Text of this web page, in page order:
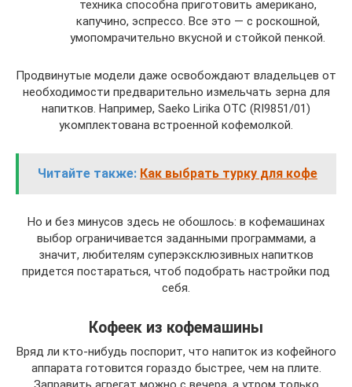
техника способна приготовить американо,
капучино, эспрессо. Все это — с роскошной,
умопомрачительно вкусной и стойкой пенкой.
Продвинутые модели даже освобождают владельцев от
необходимости предварительно измельчать зерна для
напитков. Например, Saeko Lirika OTC (RI9851/01)
укомплектована встроенной кофемолкой.
Читайте также: Как выбрать турку для кофе
Но и без минусов здесь не обошлось: в кофемашинах
выбор ограничивается заданными программами, а
значит, любителям суперэксклюзивных напитков
придется постараться, чтоб подобрать настройки под
себя.
Кофеек из кофемашины
Вряд ли кто-нибудь поспорит, что напиток из кофейного
аппарата готовится гораздо быстрее, чем на плите.